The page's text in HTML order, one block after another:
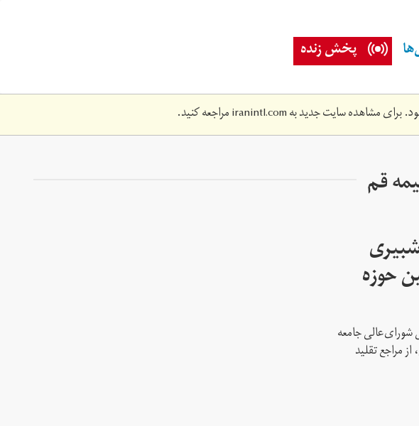
پخش زنده
برای مشاهده سایت جدید بهiranintl.comمراجعه کنید.
قم
حوزه
جامعه
مراجع تقلید